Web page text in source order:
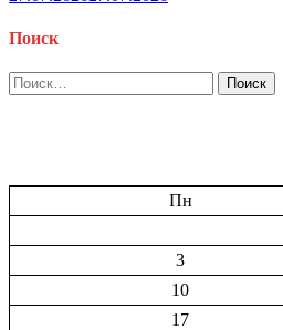
Поиск
Найти:
Пн
3
10
17